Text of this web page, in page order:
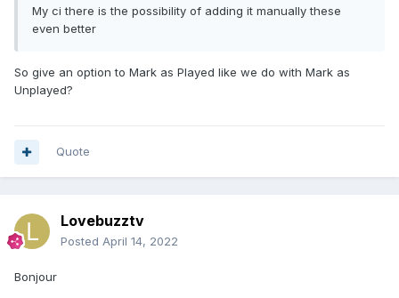
My ci there is the possibility of adding it manually these
even better
So give an option to Mark as Played like we do with Mark as
Unplayed?
Quote
Lovebuzztv
Posted April 14, 2022
Bonjour